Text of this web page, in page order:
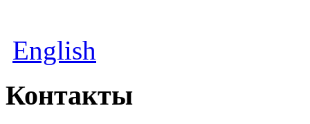
English
Контакты